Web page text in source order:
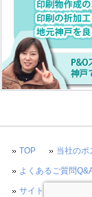
TOP 当社のポ
よくあるご質問
サイトマップ